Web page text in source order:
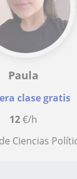
Paula
clase gratis
12€/h
clases durante 2 años. Me considero una persona